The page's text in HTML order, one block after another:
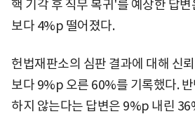
핵 기각 후 직무 복귀'를 예상한 답
보다 4%p 떨어졌다.
헌법재판소의 심판 결과에 대해 신
보다 9%p 오른 60%를 기록했다.
하지 않는다는 답변은 9%p 내린